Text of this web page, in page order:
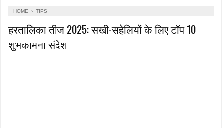
HOME ›TIPS
हरतालिका तीज 2025: सखी-सहेलियों के लिए टॉप 10
शुभकामना संदेश